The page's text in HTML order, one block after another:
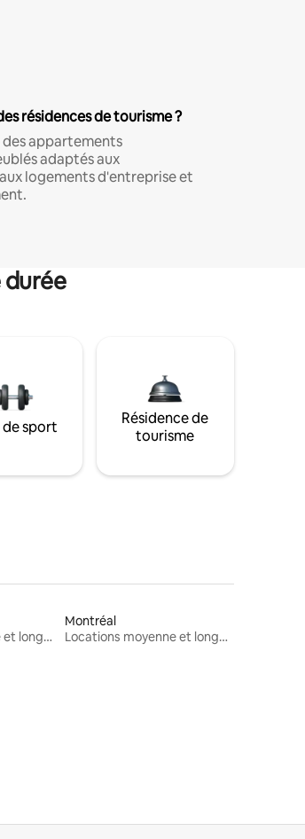
résidences de tourisme ?
appartements
adaptés aux
logements d'entreprise et
de sport
Résidence de
tourisme
Locations moyenne et longue durée
Montréal
Locations moyenne et longue durée